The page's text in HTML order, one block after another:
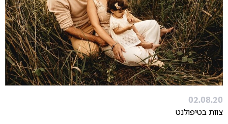
02.08.20
צוות בטיפולנט